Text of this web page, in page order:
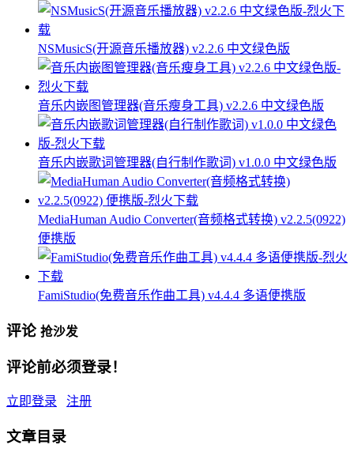
NSMusicS(开源音乐播放器) v2.2.6 中文绿色版
音乐内嵌图管理器(音乐瘦身工具) v2.2.6 中文绿色版
音乐内嵌歌词管理器(自行制作歌词) v1.0.0 中文绿色版
MediaHuman Audio Converter(音频格式转换) v2.2.5(0922)
便携版
FamiStudio(免费音乐作曲工具) v4.4.4 多语便携版
评论 抢沙发
评论前必须登录！
立即登录 注册
文章目录